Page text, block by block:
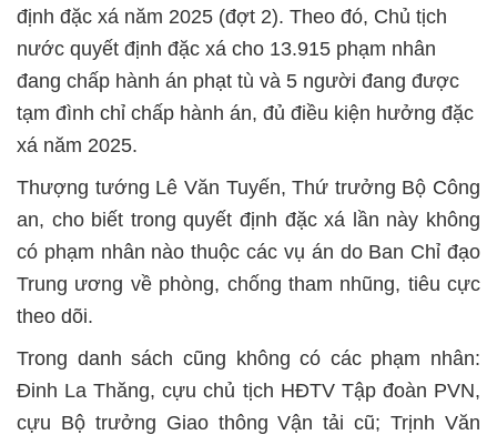
định đặc xá năm 2025 (đợt 2). Theo đó, Chủ tịch
nước quyết định đặc xá cho 13.915 phạm nhân
đang chấp hành án phạt tù và 5 người đang được
tạm đình chỉ chấp hành án, đủ điều kiện hưởng đặc
xá năm 2025.
Thượng tướng Lê Văn Tuyến, Thứ trưởng Bộ Công
an, cho biết trong quyết định đặc xá lần này không
có phạm nhân nào thuộc các vụ án do Ban Chỉ đạo
Trung ương về phòng, chống tham nhũng, tiêu cực
theo dõi.
Trong danh sách cũng không có các phạm nhân:
Đinh La Thăng, cựu chủ tịch HĐTV Tập đoàn PVN,
cựu Bộ trưởng Giao thông Vận tải cũ; Trịnh Văn